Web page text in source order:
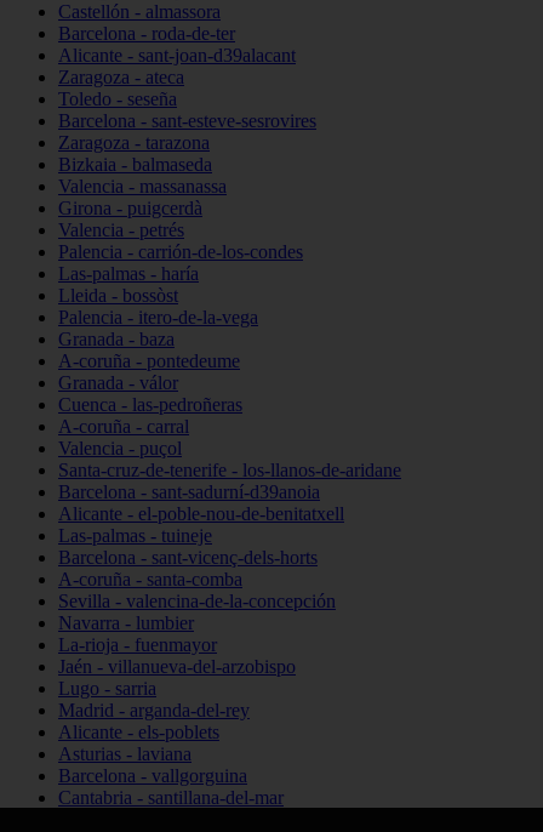
Castellón - almassora
Barcelona - roda-de-ter
Alicante - sant-joan-d39alacant
Zaragoza - ateca
Toledo - seseña
Barcelona - sant-esteve-sesrovires
Zaragoza - tarazona
Bizkaia - balmaseda
Valencia - massanassa
Girona - puigcerdà
Valencia - petrés
Palencia - carrión-de-los-condes
Las-palmas - haría
Lleida - bossòst
Palencia - itero-de-la-vega
Granada - baza
A-coruña - pontedeume
Granada - válor
Cuenca - las-pedroñeras
A-coruña - carral
Valencia - puçol
Santa-cruz-de-tenerife - los-llanos-de-aridane
Barcelona - sant-sadurní-d39anoia
Alicante - el-poble-nou-de-benitatxell
Las-palmas - tuineje
Barcelona - sant-vicenç-dels-horts
A-coruña - santa-comba
Sevilla - valencina-de-la-concepción
Navarra - lumbier
La-rioja - fuenmayor
Jaén - villanueva-del-arzobispo
Lugo - sarria
Madrid - arganda-del-rey
Alicante - els-poblets
Asturias - laviana
Barcelona - vallgorguina
Cantabria - santillana-del-mar